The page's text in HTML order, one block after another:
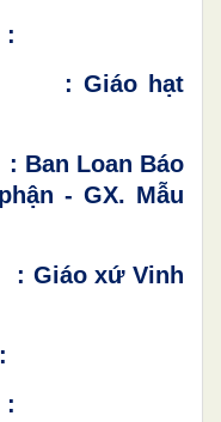
Giáo hạt
Loan Báo
- GX. Mẫu
xứ Vinh